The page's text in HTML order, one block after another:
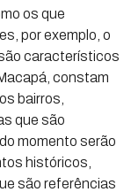
os que
por exemplo, o
característicos
constam
bairros,
que são
momento serão
históricos,
são referências